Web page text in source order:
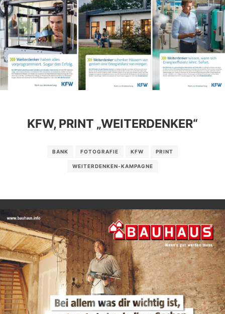
KFW, PRINT „WEITERDENKER“
BANK FOTOGRAFIE KFW PRINT
WEITERDENKEN-KAMPAGNE